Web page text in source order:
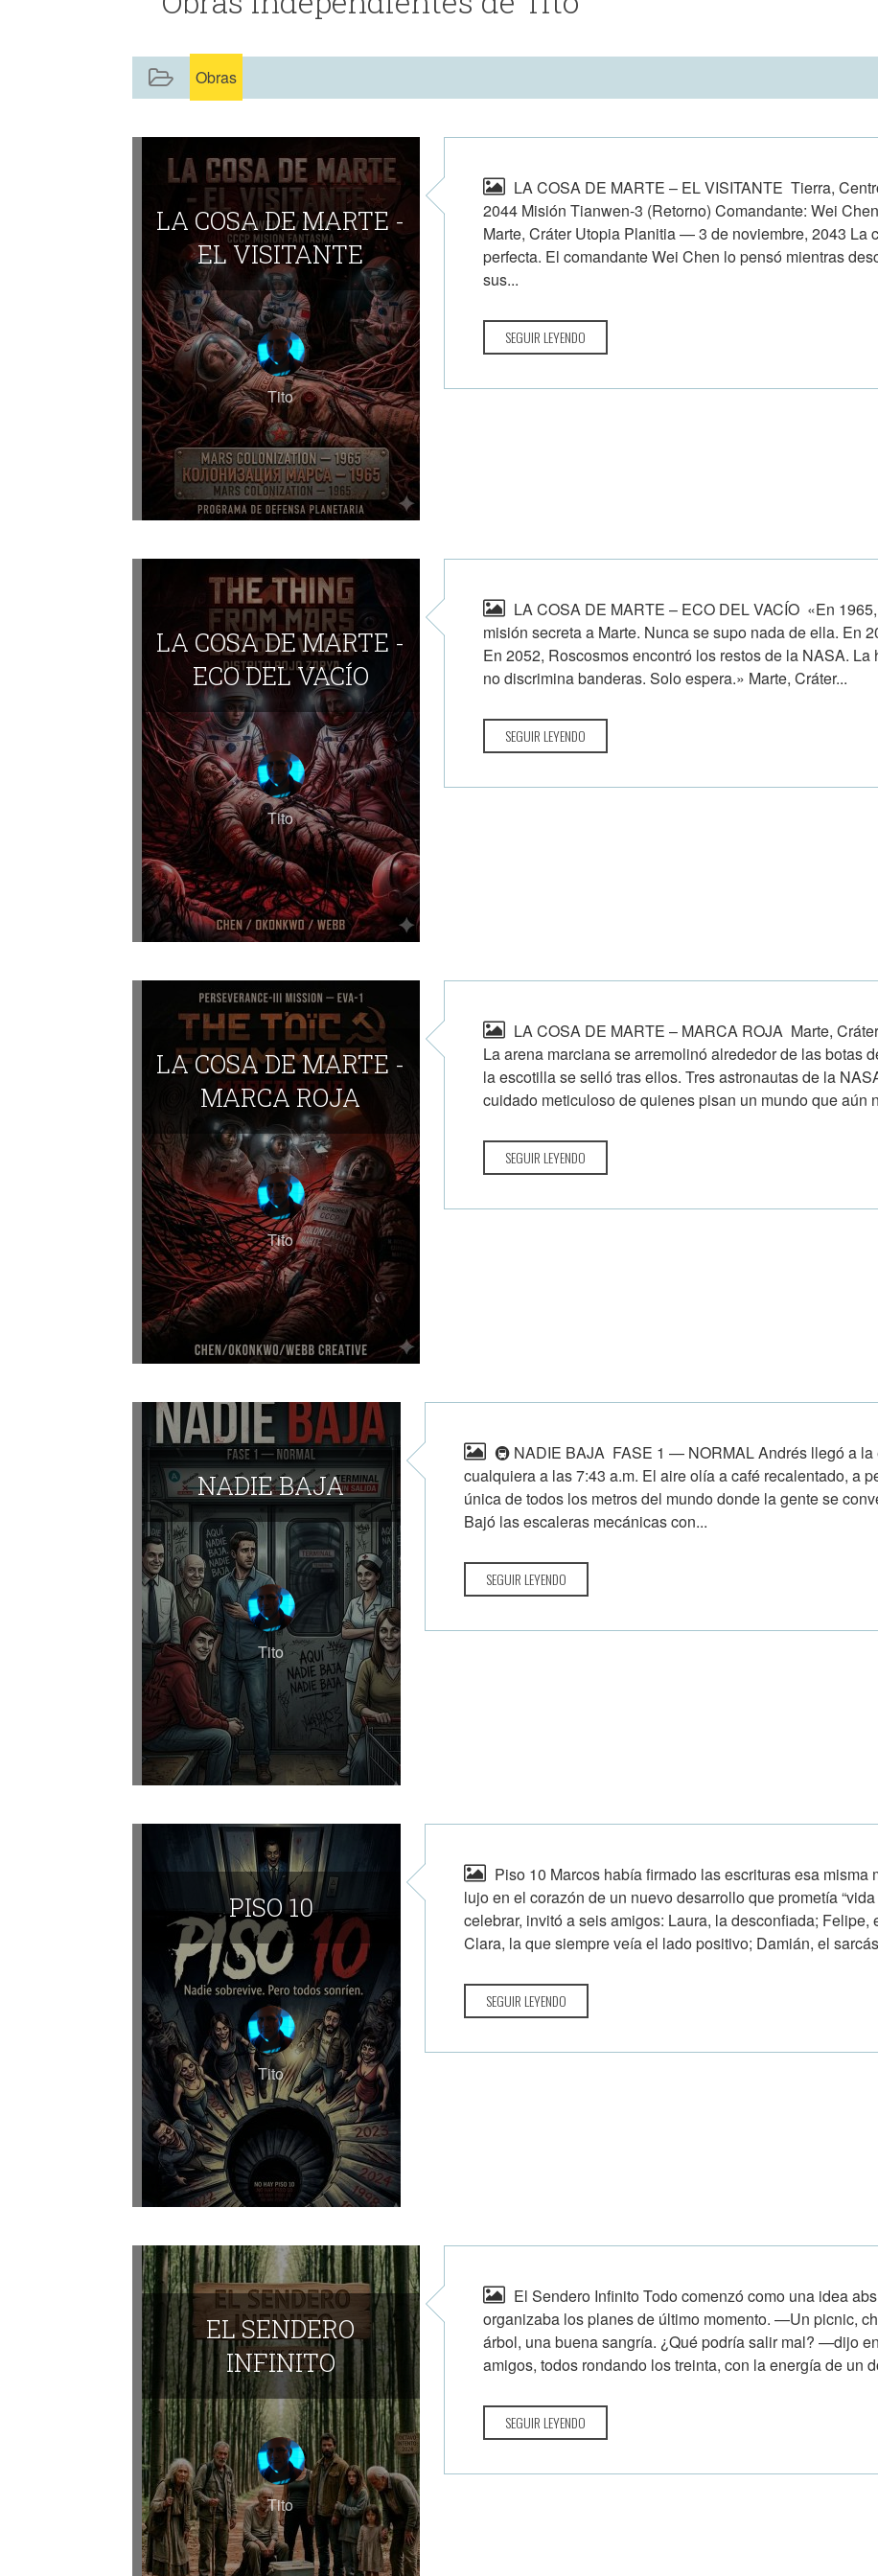
Obras
LA COSA DE MARTE -
EL VISITANTE
Tito
LA COSA DE MARTE – EL VISITANTE Tierra,
2044 Misión Tianwen-3 (Retorno) Comandante: Wei
Marte, Cráter Utopia Planitia — 3 de noviembre, 2043 La
perfecta. El comandante Wei Chen lo pensó mientras
sus...
SEGUIR LEYENDO
LA COSA DE MARTE -
ECO DEL VACÍO
Tito
LA COSA DE MARTE – ECO DEL VACÍO «En
misión secreta a Marte. Nunca se supo nada de ella. En
En 2052, Roscosmos encontró los restos de la NASA.
no discrimina banderas. Solo espera.» Marte, Cráter...
SEGUIR LEYENDO
LA COSA DE MARTE -
MARCA ROJA
Tito
LA COSA DE MARTE – MARCA ROJA Marte,
La arena marciana se arremolinó alrededor de las botas
la escotilla se selló tras ellos. Tres astronautas de la
cuidado meticuloso de quienes pisan un mundo que aún
SEGUIR LEYENDO
NADIE BAJA
Tito
🚇 NADIE BAJA FASE 1 — NORMAL Andrés llegó a la
cualquiera a las 7:43 a.m. El aire olía a café recalentado, a
única de todos los metros del mundo donde la gente se
Bajó las escaleras mecánicas con...
SEGUIR LEYENDO
PISO 10
Tito
Piso 10 Marcos había firmado las escrituras esa misma
lujo en el corazón de un nuevo desarrollo que prometía
celebrar, invitó a seis amigos: Laura, la desconfiada; Felipe,
Clara, la que siempre veía el lado positivo; Damián, el
SEGUIR LEYENDO
EL SENDERO
INFINITO
Tito
El Sendero Infinito Todo comenzó como una idea
organizaba los planes de último momento. —Un picnic,
árbol, una buena sangría. ¿Qué podría salir mal? —dijo
amigos, todos rondando los treinta, con la energía de un
SEGUIR LEYENDO